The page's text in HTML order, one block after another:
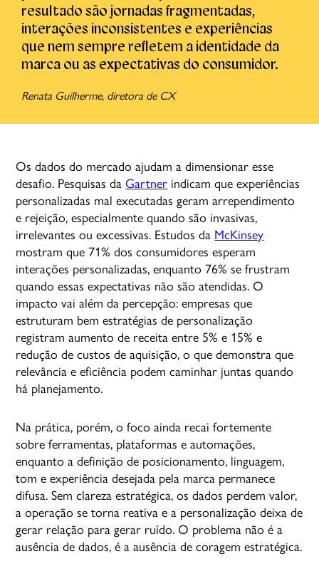
resultado são jornadas fragmentadas,
interações inconsistentes e experiências
que nem sempre refletem a identidade da
marca ou as expectativas do consumidor.
Renata Guilherme, diretora de CX
Os dados do mercado ajudam a dimensionar esse
desafio. Pesquisas da Gartner indicam que experiências
personalizadas mal executadas geram arrependimento
e rejeição, especialmente quando são invasivas,
irrelevantes ou excessivas. Estudos da McKinsey
mostram que 71% dos consumidores esperam
interações personalizadas, enquanto 76% se frustram
quando essas expectativas não são atendidas. O
impacto vai além da percepção: empresas que
estruturam bem estratégias de personalização
registram aumento de receita entre 5% e 15% e
redução de custos de aquisição, o que demonstra que
relevância e eficiência podem caminhar juntas quando
há planejamento.
Na prática, porém, o foco ainda recai fortemente
sobre ferramentas, plataformas e automações,
enquanto a definição de posicionamento, linguagem,
tom e experiência desejada pela marca permanece
difusa. Sem clareza estratégica, os dados perdem valor,
a operação se torna reativa e a personalização deixa de
gerar relação para gerar ruído. O problema não é a
ausência de dados, é a ausência de coragem estratégica.